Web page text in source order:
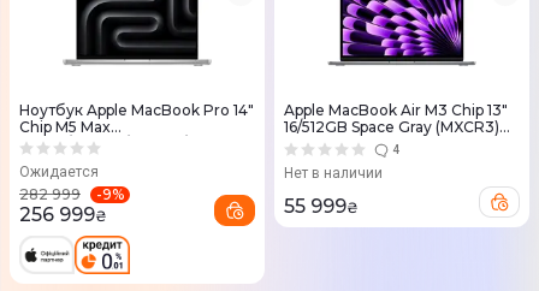
Ноутбук Apple MacBook Pro 14"
Chip M5 Max
18CPU/32GPU/36RAM/2TB
Ожидается
282 999 -9%
256 999₴
Apple MacBook Air M3 Chip 13"
16/512GB Space Gray (MXCR3)
2024
4
Нет в наличии
55 999₴